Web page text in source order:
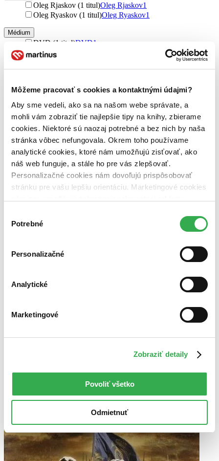
Môžeme pracovať s cookies a kontaktnými údajmi?
Aby sme vedeli, ako sa na našom webe správate, a
mohli vám zobraziť tie najlepšie tipy na knihy, zbierame
cookies. Niektoré sú naozaj potrebné a bez nich by naša
stránka vôbec nefungovala. Okrem toho používame
analytické cookies, ktoré nám umožňujú zisťovať, ako
náš web funguje, a stále ho pre vás zlepšovať.
Personalizačné cookies nám dovoľujú prispôsobovať
stránku pre vašu lepšiu orientáciu. Marketingové cookies
nám pomohlo, keby sme mohli používať všetky tieto
súhlasu
Potrebné
Personalizačné
Analytické
Marketingové
Zobraziť detaily
Povoliť všetko
Odmietnuť
Oleg Rjaskov (1 titul)Oleg Rjaskov1
Oleg Ryaskov (1 titul)Oleg Ryaskov1
Médium
DVD (1 titul)DVD1
Vydavateľstvo
Hollywood (1 titul)Hollywood1
Zúžiť výber
Zoradiť
Bestsellery
Top hodnotené
Novinky
Najlacnejšie
Najvyššia zľava
Použité filtre